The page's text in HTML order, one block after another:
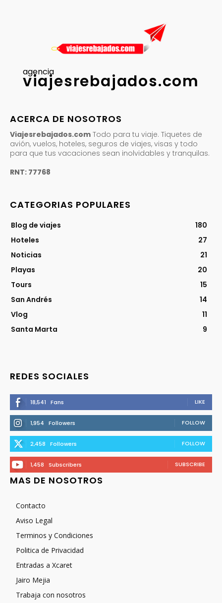
agencia
viajesrebajados.com
ACERCA DE NOSOTROS
Viajesrebajados.com Todo para tu viaje. Tiquetes de
avión, vuelos, hoteles, seguros de viajes, visas y todo
para que tus vacaciones sean inolvidables y tranquilas.
RNT: 77768
CATEGORIAS POPULARES
Blog de viajes
180
Hoteles
27
Noticias
21
Playas
20
Tours
15
San Andrés
14
Vlog
11
Santa Marta
9
REDES SOCIALES
18,541 Fans LIKE
1,954 Followers FOLLOW
2,458 Followers FOLLOW
1,458 Subscribers SUBSCRIBE
MAS DE NOSOTROS
Contacto
Aviso Legal
Terminos y Condiciones
Politica de Privacidad
Entradas a Xcaret
Jairo Mejia
Trabaja con nosotros